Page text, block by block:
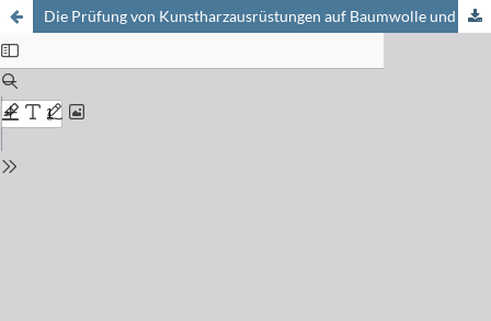
Die Prüfung von Kunstharzausrüstungen auf Baumwolle und Nylon